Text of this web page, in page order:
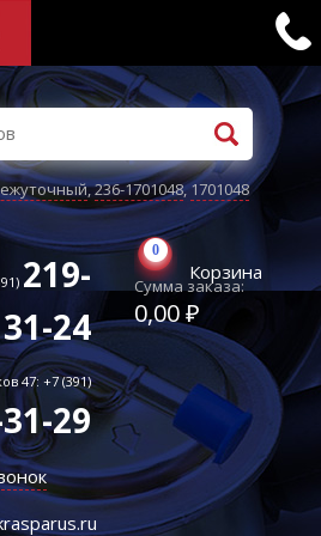
,236-1701048,1701048
219-
31-24
47: +7 (391)
29
0
Корзина
Сумма заказа:
0,00 ₽